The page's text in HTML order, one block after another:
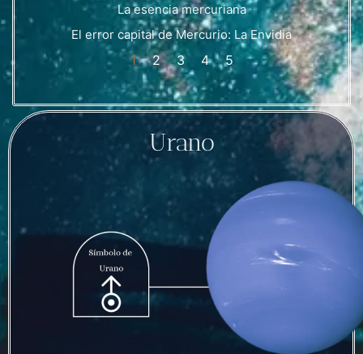
La esencia mercuriana
El error capital de Mercurio: La Envidia
1 2 3 4 5
Urano